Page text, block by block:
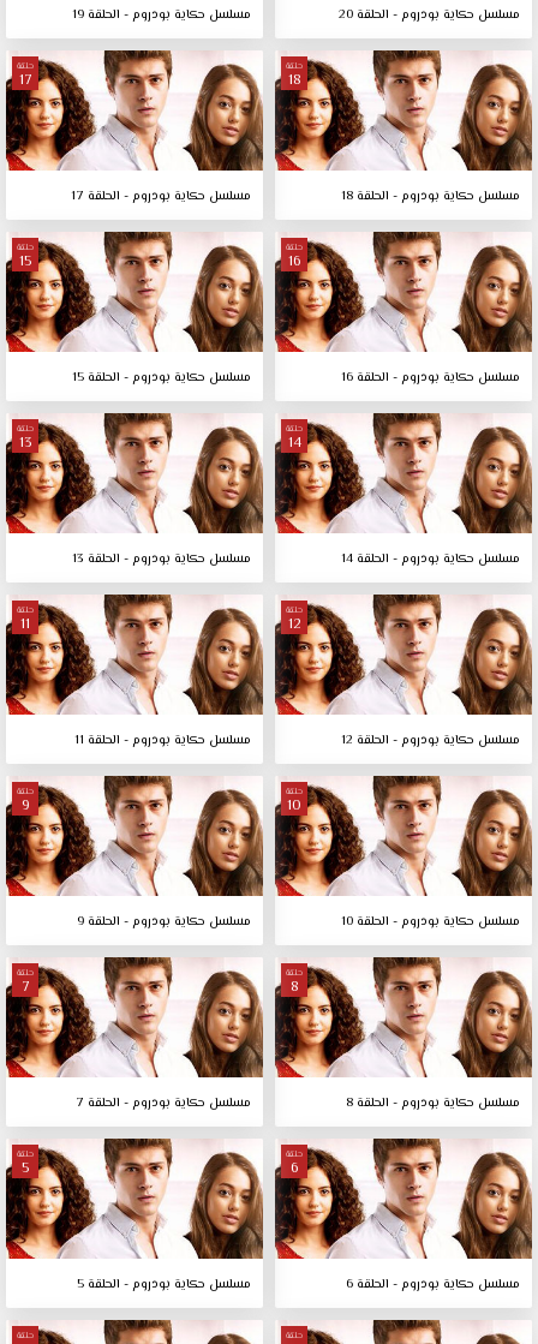
مسلسل حكاية بودروم - الحلقة 20 مسلسل حكاية بودروم - الحلقة 19
حلقة
18
مسلسل حكاية بودروم - الحلقة 18
حلقة
17
مسلسل حكاية بودروم - الحلقة 17
حلقة
16
مسلسل حكاية بودروم - الحلقة 16
حلقة
15
مسلسل حكاية بودروم - الحلقة 15
حلقة
14
مسلسل حكاية بودروم - الحلقة 14
حلقة
13
مسلسل حكاية بودروم - الحلقة 13
حلقة
12
مسلسل حكاية بودروم - الحلقة 12
حلقة
11
مسلسل حكاية بودروم - الحلقة 11
حلقة
10
مسلسل حكاية بودروم - الحلقة 10
حلقة
9
مسلسل حكاية بودروم - الحلقة 9
حلقة
8
مسلسل حكاية بودروم - الحلقة 8
حلقة
7
مسلسل حكاية بودروم - الحلقة 7
حلقة
6
مسلسل حكاية بودروم - الحلقة 6
حلقة
5
مسلسل حكاية بودروم - الحلقة 5
حلقة حلقة